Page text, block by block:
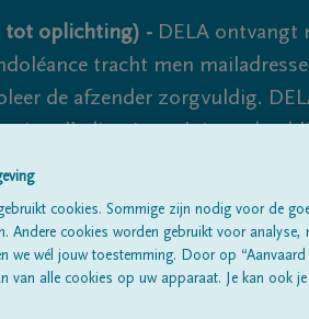
tot oplichting) - DELA ontvangt
tracht men
de afzender zorgvuldig.
volledig uit te sluiten, dus
Alle
cookies. Sommige zijn nodig voor de
Andere cookies worden gebruikt voor analyse,
we wél jouw toestemming. Door op
van alle cookies op uw apparaat. Je kan ook je